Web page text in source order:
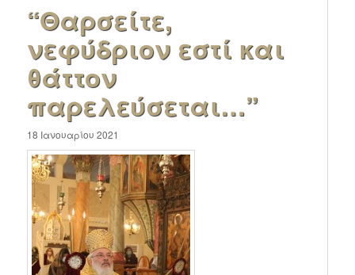
“Θαρσείτε,
νεφύδριον εστί και
θάττον
παρελεύσεται…”
18 Ιανουαρίου 2021